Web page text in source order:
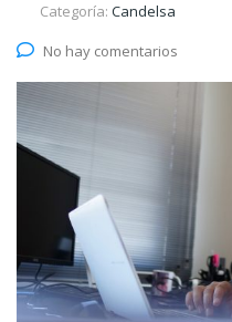
Categoría: Candelsa
No hay comentarios